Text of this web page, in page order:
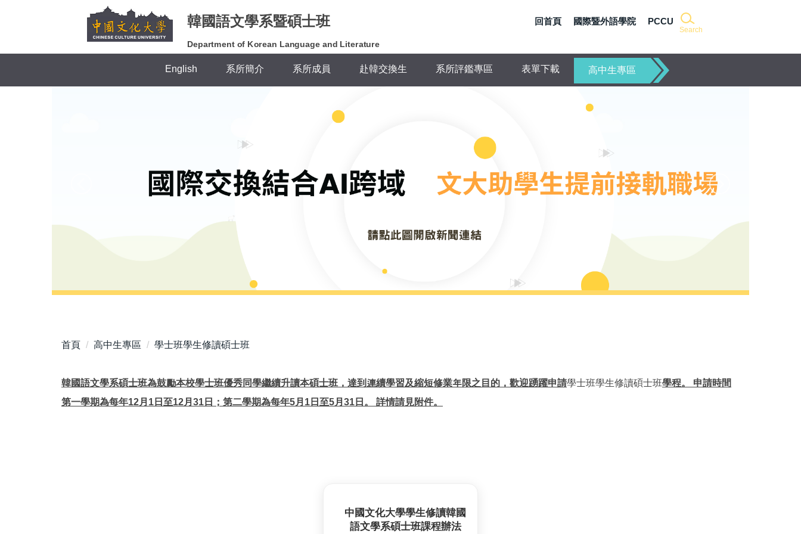
要
韓國語文學系暨碩士班
Department of Korean Language and Literature
回首頁 國際暨外語學院 PCCU
Search
English 系所簡介 系所成員 赴韓交換生 系所評鑑專區 表單下載 高中生專區
首頁 高中生專區 學士班學生修讀碩士班
韓國語文學系碩士班為鼓勵本校學士班優秀同學繼續升讀本碩士班，達到連續學習及縮短修業年限之目的，歡迎踴躍申請學士班學生修讀碩士班學程。 申請時間
第一學期為每年12月1日至12月31日；第二學期為每年5月1日至5月31日。 詳情請見附件。
中國文化大學學生修讀韓國
語文學系碩士班課程辦法